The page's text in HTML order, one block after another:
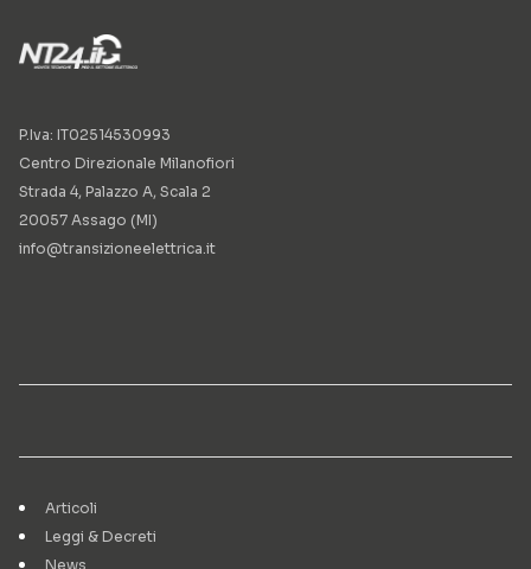
P.Iva: IT02514530993
Centro Direzionale Milanofiori
Strada 4, Palazzo A, Scala 2
20057 Assago (MI)
info@transizioneelettrica.it
Articoli
Leggi & Decreti
News